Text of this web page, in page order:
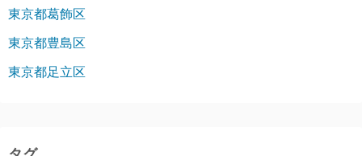
東京都葛飾区
東京都豊島区
東京都足立区